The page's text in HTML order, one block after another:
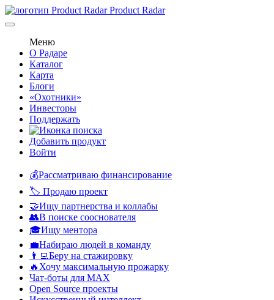
Product Radar
Меню
О Радаре
Каталог
Карта
Блоги
«Охотники»
Инвесторы
Поддержать
Добавить продукт
Войти
💰Рассматриваю финансирование
🏷️ Продаю проект
🤝Ищу партнерства и коллабы
👥В поиске сооснователя
🎓Ищу ментора
💼Набираю людей в команду
👨‍💻Беру на стажировку
🔥Хочу максимальную прожарку
Чат-боты для MAX
Open Source проекты